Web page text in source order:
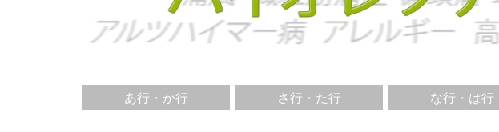
あ行・か行 さ行・た行 な行・は行